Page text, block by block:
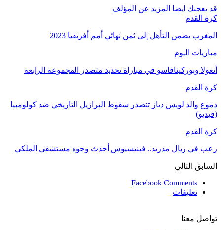
قد يعجبك ايضا المزيد عن المؤلف
كرة القدم
المغرب يضمن التأهل إلى ثمن نهائي أمم أفريقيا 2023
مباريات اليوم
أنغولا وبوركينافاسو في مباراة تحديد متصدر المجموعة الرابعة
كرة القدم
دموع والد لويس دياز تتصدر سقوط البرازيل التاريخي ضد كولومبيا
(فيديو)
كرة القدم
رعب في ريال مدريد.. فينيسيوس أحدث وجوه مستشفى الملكي
السابق التالي
Facebook Comments
تعليقات
تواصل معنا